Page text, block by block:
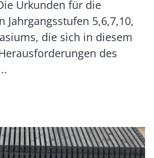
Urkunden für die
Jahrgangsstufen 5,6,7,10,
die sich in diesem
des